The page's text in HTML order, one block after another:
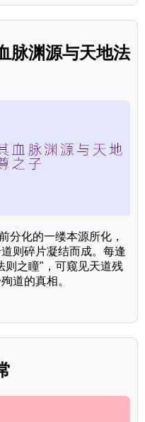
脉渊源与天地法
分化的一缕本源所化，
则碎片凝结而成。每逢
则之瞳"，可窥见天道残
道的真相。